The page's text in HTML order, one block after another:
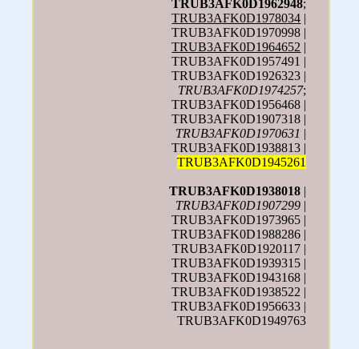
TRUB3AFK0D1962948;
TRUB3AFK0D1978034 |
TRUB3AFK0D1970998 |
TRUB3AFK0D1964652 |
TRUB3AFK0D1957491 |
TRUB3AFK0D1926323 |
TRUB3AFK0D1974257;
TRUB3AFK0D1956468 |
TRUB3AFK0D1907318 |
TRUB3AFK0D1970631 |
TRUB3AFK0D1938813 |
TRUB3AFK0D1945261
TRUB3AFK0D1938018 |
TRUB3AFK0D1907299 |
TRUB3AFK0D1973965 |
TRUB3AFK0D1988286 |
TRUB3AFK0D1920117 |
TRUB3AFK0D1939315 |
TRUB3AFK0D1943168 |
TRUB3AFK0D1938522 |
TRUB3AFK0D1956633 |
TRUB3AFK0D1949763